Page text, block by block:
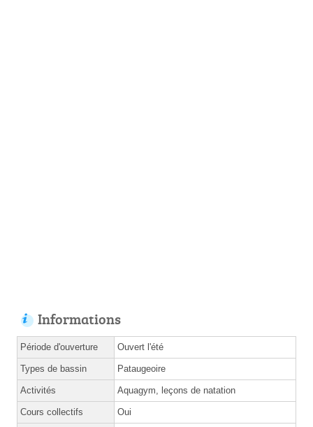
Informations
Période d'ouverture Ouvert l'été
Types de bassin Pataugeoire
Activités Aquagym, leçons de natation
Cours collectifs Oui